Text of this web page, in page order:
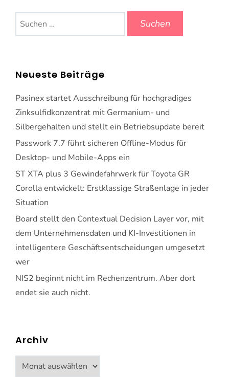
Suchen
nach:
Neueste Beiträge
Pasinex startet Ausschreibung für hochgradiges
Zinksulfidkonzentrat mit Germanium- und
Silbergehalten und stellt ein Betriebsupdate bereit
Passwork 7.7 führt sicheren Offline-Modus für
Desktop- und Mobile-Apps ein
ST XTA plus 3 Gewindefahrwerk für Toyota GR
Corolla entwickelt: Erstklassige Straßenlage in jeder
Situation
Board stellt den Contextual Decision Layer vor, mit
dem Unternehmensdaten und KI-Investitionen in
intelligentere Geschäftsentscheidungen umgesetzt
wer
NIS2 beginnt nicht im Rechenzentrum. Aber dort
endet sie auch nicht.
Archiv
Archiv